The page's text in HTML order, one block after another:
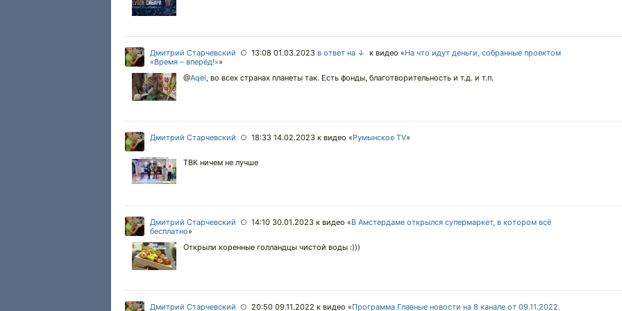
Дмитрий Старчевский ○ 13:08 01.03.2023 в ответ на ↓ к видео «На что идут деньги, собранные проектом
«Время – вперёд!»»
@Aqel, во всех странах планеты так. Есть фонды, благотворительность и т.д. и т.п.
Дмитрий Старчевский ○ 18:33 14.02.2023 к видео «Румынское TV»
ТВК ничем не лучше
Дмитрий Старчевский ○ 14:10 30.01.2023 к видео «В Амстердаме открылся супермаркет, в котором всё
бесплатно»
Открыли коренные голландцы чистой воды :)))
Дмитрий Старчевский ○ 20:50 09.11.2022 к видео «Программа Главные новости на 8 канале от 09.11.2022.